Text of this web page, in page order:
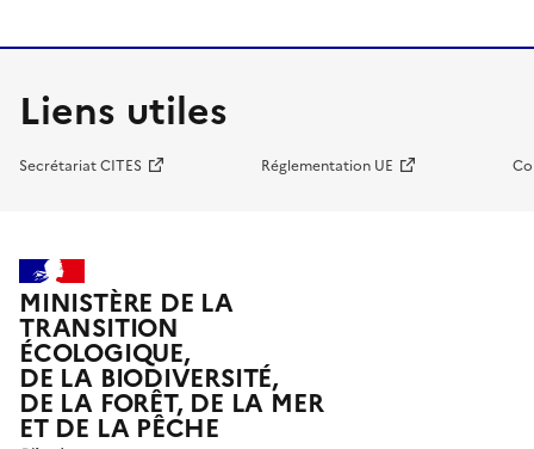
Liens utiles
Secrétariat CITES Réglementation UE
MINISTÈRE DE LA
TRANSITION
ÉCOLOGIQUE,
DE LA BIODIVERSITÉ,
DE LA FORÊT, DE LA MER
ET DE LA PÊCHE